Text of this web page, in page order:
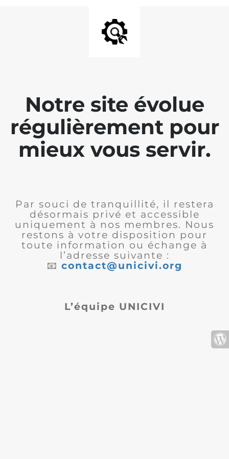
Notre site évolue
régulièrement pour
mieux vous servir.
Par souci de tranquillité, il restera
désormais privé et accessible
uniquement à nos membres. Nous
restons à votre disposition pour
toute information ou échange à
l’adresse suivante :
📧 contact@unicivi.org
L’équipe UNICIVI